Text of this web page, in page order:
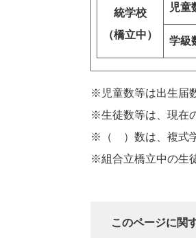
統学校
（橋立中）
児童
学級
※児童数等は出生届
※生徒数等は、現在
※（ ）数は、複式学
※組合立橋立中の生
このページに関